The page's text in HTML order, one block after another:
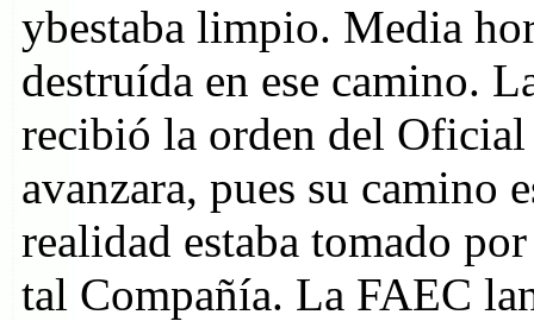
ybestaba limpio. Media
destruída en ese camino.
recibió la orden del
avanzara, pues su camino
realidad estaba tomado
tal Compañía. La FAEC